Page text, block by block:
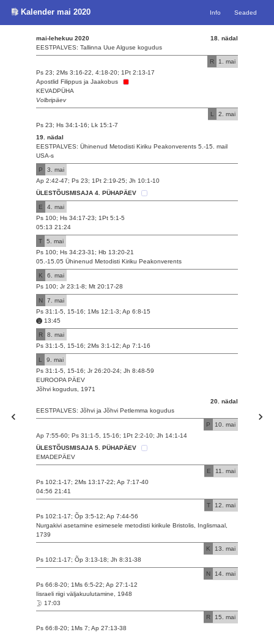
Kalender mai 2020 Info Seaded
18. nädal
mai-lehekuu 2020
EESTPALVES: Tallinna Uue Alguse kogudus
R
1. mai
Ps 23; 2Ms 3:16-22, 4:18-20; 1Pt 2:13-17
Apostlid Filippus ja Jaakobus
KEVADPÜHA
Volbripäev
L
2. mai
Ps 23; Hs 34:1-16; Lk 15:1-7
19. nädal
EESTPALVES: Ühinenud Metodisti Kiriku Peakonverents 5.-15. mail
USA-s
P
3. mai
Ap 2:42-47; Ps 23; 1Pt 2:19-25; Jh 10:1-10
ÜLESTÕUSMISAJA 4. PÜHAPÄEV
E
4. mai
Ps 100; Hs 34:17-23; 1Pt 5:1-5
05:13 21:24
T
5. mai
Ps 100; Hs 34:23-31; Hb 13:20-21
05.-15.05 Ühinenud Metodisti Kiriku Peakonverents
K
6. mai
Ps 100; Jr 23:1-8; Mt 20:17-28
N
7. mai
Ps 31:1-5, 15-16; 1Ms 12:1-3; Ap 6:8-15
13:45
R
8. mai
Ps 31:1-5, 15-16; 2Ms 3:1-12; Ap 7:1-16
L
9. mai
Ps 31:1-5, 15-16; Jr 26:20-24; Jh 8:48-59
EUROOPA PÄEV
Jõhvi kogudus, 1971
20. nädal
EESTPALVES: Jõhvi ja Jõhvi Petlemma kogudus
P
10. mai
Ap 7:55-60; Ps 31:1-5, 15-16; 1Pt 2:2-10; Jh 14:1-14
ÜLESTÕUSMISAJA 5. PÜHAPÄEV
EMADEPÄEV
E
11. mai
Ps 102:1-17; 2Ms 13:17-22; Ap 7:17-40
04:56 21:41
T
12. mai
Ps 102:1-17; Õp 3:5-12; Ap 7:44-56
Nurgakivi asetamine esimesele metodisti kirikule Bristolis, Inglismaal,
1739
K
13. mai
Ps 102:1-17; Õp 3:13-18; Jh 8:31-38
N
14. mai
Ps 66:8-20; 1Ms 6:5-22; Ap 27:1-12
Iisraeli riigi väljakuulutamine, 1948
17:03
R
15. mai
Ps 66:8-20; 1Ms 7; Ap 27:13-38